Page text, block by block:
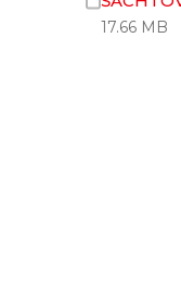
17.66 MB